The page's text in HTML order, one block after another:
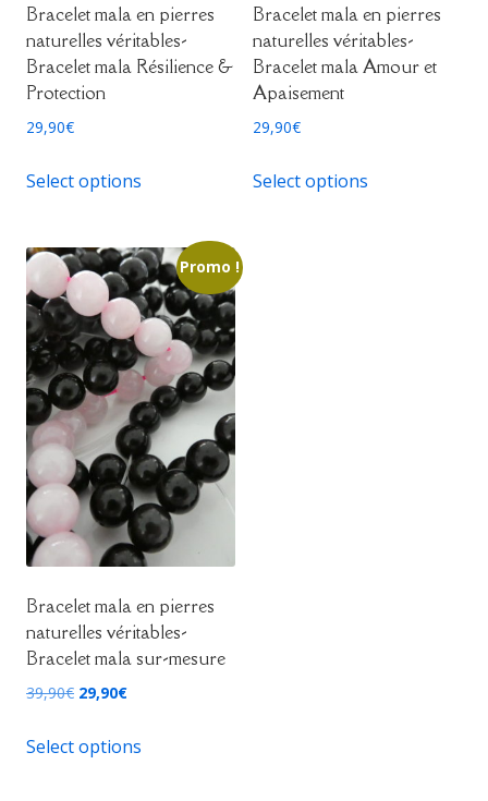
Bracelet mala en pierres
naturelles véritables-
Bracelet mala Résilience &
Protection
29,90€
Select options
Bracelet mala en pierres
naturelles véritables-
Bracelet mala Amour et
Apaisement
29,90€
Select options
Promo !
Bracelet mala en pierres
naturelles véritables-
Bracelet mala sur-mesure
39,90€ Le
initial
29,90€Le
actuel
Select options